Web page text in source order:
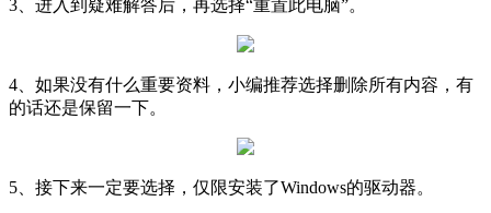
3、进入到疑难解答后，再选择“重置此电脑”。
4、如果没有什么重要资料，小编推荐选择删除所有内容，有
的话还是保留一下。
5、接下来一定要选择，仅限安装了Windows的驱动器。